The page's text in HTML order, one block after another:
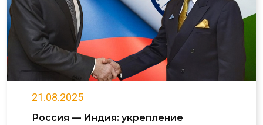
21.08.2025
Россия — Индия: укрепление